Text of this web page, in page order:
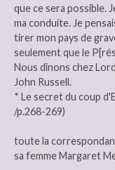
que ce sera possible.
ma conduite. Je
tirer mon pays de
seulement que le
Nous dînons chez
John Russell.
* Le secret du coup
/p.268-269)
toute la
sa femme Margaret